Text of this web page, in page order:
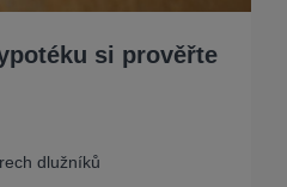
si prověřte
dlužníků